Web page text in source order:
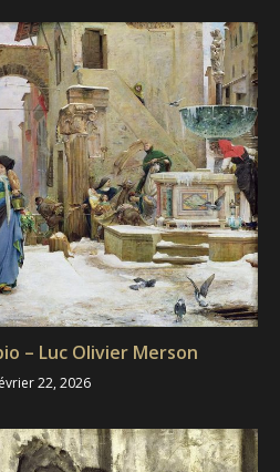
– Luc Olivier Merson
22, 2026